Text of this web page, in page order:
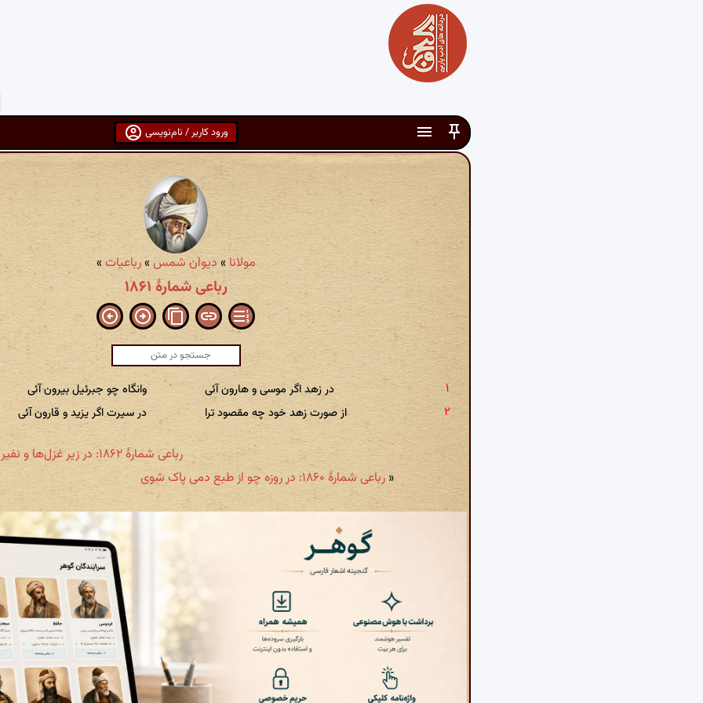
ورود کاربر / نام‌نویسی
مولانا » دیوان شمس»رباعیات»
رباعی شمارهٔ ۱۸۶۱
در زهد اگر موسی و هارون آئی
وانگاه چو جبرئیل بیرون آئی
از صورت زهد خود چه مقصود ترا
در سیرت اگر یزید و قارون آئی
رباعی شمارهٔ ۱۸۶۲: در زیر غزل‌ها و نفیر و زاری
« رباعی شمارهٔ ۱۸۶۰: در روزه چو از طبع دمی پاک شوی